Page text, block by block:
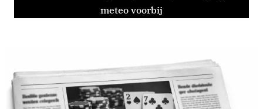
meteo voorbij